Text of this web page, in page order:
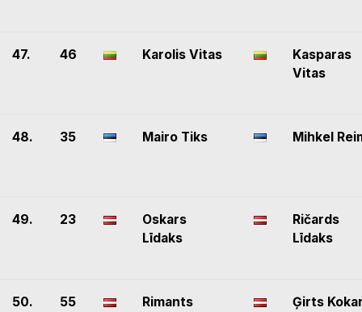
47. 46 Karolis Vitas
Kasparas
Vitas
48. 35 Mairo Tiks Mihkel
49. 23
Oskars
Līdaks
Ričards
Līdaks
50. 55
Rimants
Ģirts